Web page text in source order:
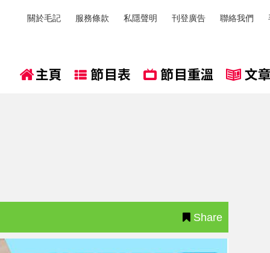
關於毛記 服務條款 私隱聲明 刊登廣告 聯絡我們
Share